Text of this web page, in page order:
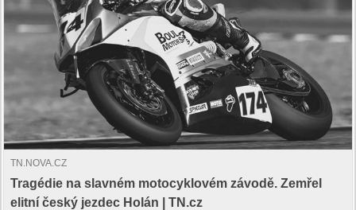
TN.NOVA.CZ
Tragédie na slavném motocyklovém závodě. Zemřel
elitní český jezdec Holán | TN.cz